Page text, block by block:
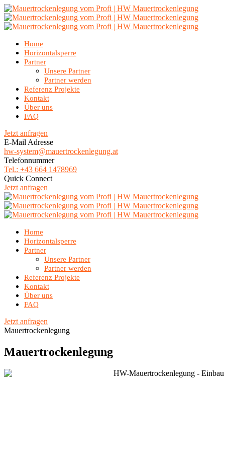
Home
Horizontalsperre
Partner
Unsere Partner
Partner werden
Referenz Projekte
Kontakt
Über uns
FAQ
Jetzt anfragen
E-Mail Adresse
hw-system@mauertrockenlegung.at
Telefonnummer
Tel.: +43 664 1478969
Quick Connect
Jetzt anfragen
Home
Horizontalsperre
Partner
Unsere Partner
Partner werden
Referenz Projekte
Kontakt
Über uns
FAQ
Jetzt anfragen
Mauertrockenlegung
Mauertrockenlegung